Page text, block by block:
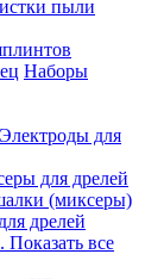
пыли
Наборы
Электроды для
для дрелей
(миксеры)
дрелей
Показать все